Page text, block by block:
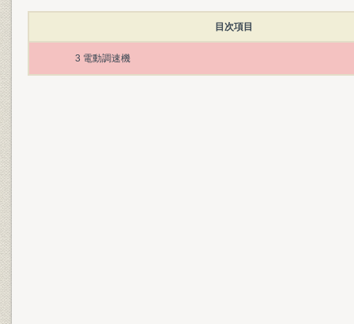
目次項目
3 電動調速機